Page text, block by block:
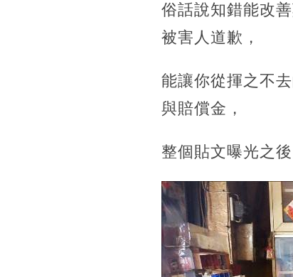
俗話說知錯能改
被害人道歉，
能讓你從揮之不
與賠償金，
整個貼文曝光之